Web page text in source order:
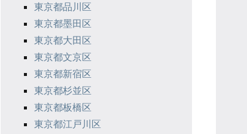
東京都品川区
東京都墨田区
東京都大田区
東京都文京区
東京都新宿区
東京都杉並区
東京都板橋区
東京都江戸川区